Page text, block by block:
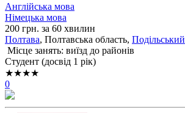
Англійська мова
Німецька мова
200 грн. за 60 хвилин
Полтава, Полтавська область, Подільський
Місце занять: виїзд до районів
Cтудент (досвід 1 рік)
★★★★
0